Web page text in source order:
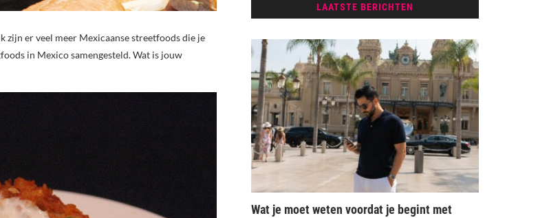
zijn er veel meer Mexicaanse streetfoods die je
in Mexico samengesteld. Wat is jouw
LAATSTE BERICHTEN
Wat je moet weten voordat je begint met